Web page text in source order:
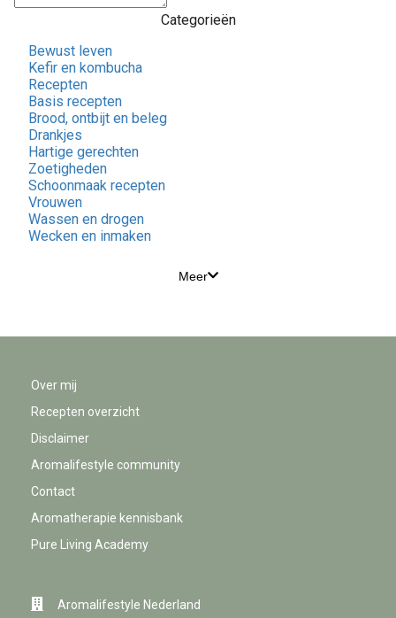
Categorieën
Bewust leven
Kefir en kombucha
Recepten
Basis recepten
Brood, ontbijt en beleg
Drankjes
Hartige gerechten
Zoetigheden
Schoonmaak recepten
Vrouwen
Wassen en drogen
Wecken en inmaken
Meer
Over mij
Recepten overzicht
Disclaimer
Aromalifestyle community
Contact
Aromatherapie kennisbank
Pure Living Academy
Aromalifestyle Nederland